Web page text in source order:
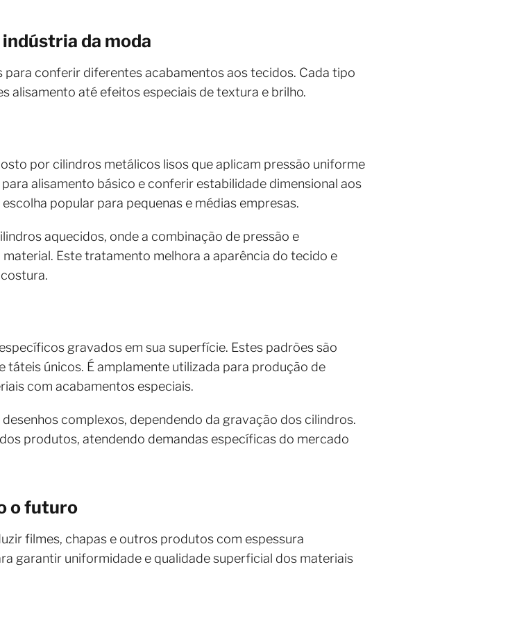
da moda
conferir diferentes acabamentos aos tecidos. Cada tipo
alisamento até efeitos especiais de textura e brilho.
por cilindros metálicos lisos que aplicam pressão uniforme
alisamento básico e conferir estabilidade dimensional aos
popular para pequenas e médias empresas.
aquecidos, onde a combinação de pressão e
Este tratamento melhora a aparência do tecido e
gravados em sua superfície. Estes padrões são
únicos. É amplamente utilizada para produção de
com acabamentos especiais.
complexos, dependendo da gravação dos cilindros.
produtos, atendendo demandas específicas do mercado
o futuro
filmes, chapas e outros produtos com espessura
garantir uniformidade e qualidade superficial dos materiais